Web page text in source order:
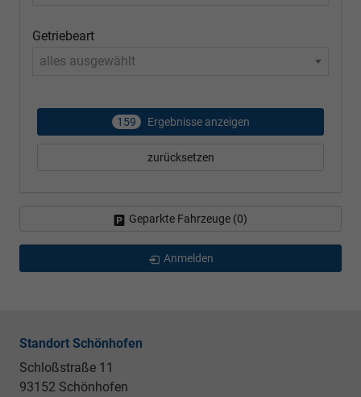
Getriebeart
alles ausgewählt
159 Ergebnisse anzeigen
zurücksetzen
Geparkte Fahrzeuge (0)
Anmelden
Standort Schönhofen
Schloßstraße 11
93152 Schönhofen